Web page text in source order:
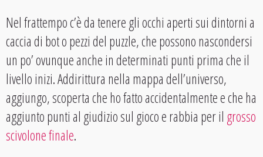
Nel frattempo c’è da tenere gli occhi aperti sui dintorni a
caccia di bot o pezzi del puzzle, che possono nascondersi
un po’ ovunque anche in determinati punti prima che il
livello inizi. Addirittura nella mappa dell’universo,
aggiungo, scoperta che ho fatto accidentalmente e che ha
aggiunto punti al giudizio sul gioco e rabbia per il grosso
scivolone finale.